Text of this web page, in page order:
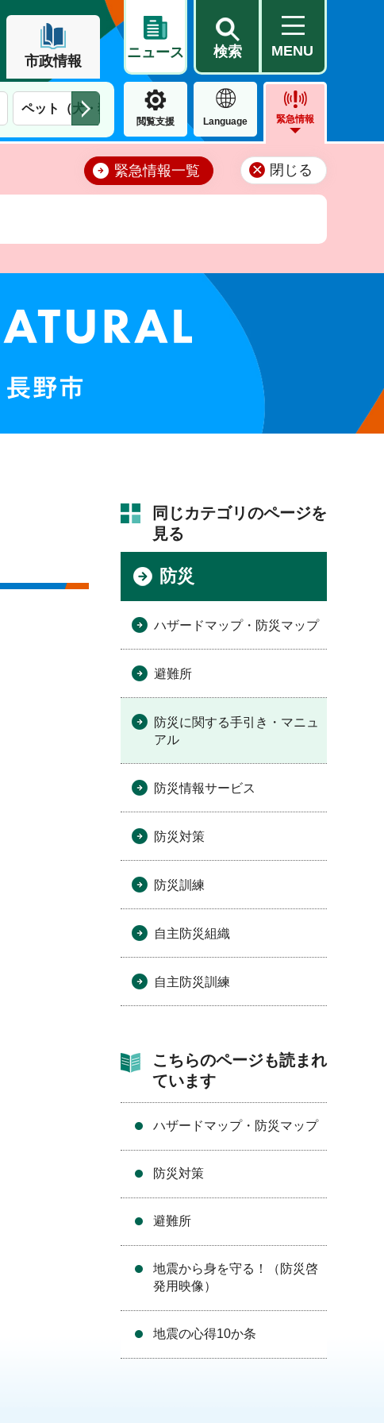
市政情報
ニュース 検索 MENU
ペット（犬・猫） 住民票・戸籍 公営住宅
閲覧支援 Language 緊急情報
緊急情報一覧 閉じる
同じカテゴリのページを
見る
防災
ハザードマップ・防災マップ
避難所
防災に関する手引き・マニュ
アル
防災情報サービス
防災対策
防災訓練
自主防災組織
自主防災訓練
こちらのページも読まれ
ています
ハザードマップ・防災マップ
防災対策
避難所
地震から身を守る！（防災啓
発用映像）
地震の心得10か条